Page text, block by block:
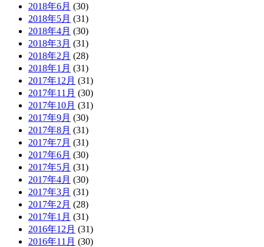
2018年6月 (30)
2018年5月 (31)
2018年4月 (30)
2018年3月 (31)
2018年2月 (28)
2018年1月 (31)
2017年12月 (31)
2017年11月 (30)
2017年10月 (31)
2017年9月 (30)
2017年8月 (31)
2017年7月 (31)
2017年6月 (30)
2017年5月 (31)
2017年4月 (30)
2017年3月 (31)
2017年2月 (28)
2017年1月 (31)
2016年12月 (31)
2016年11月 (30)